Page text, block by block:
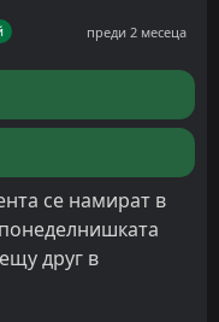
преди 2 месеца
се намират в
друг в